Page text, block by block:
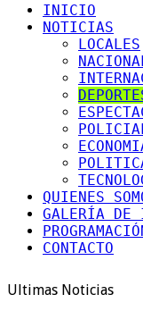
INICIO
NOTICIAS
LOCALES
QUIENES
GALERÍA DE
CONTACTO
Ultimas Noticias